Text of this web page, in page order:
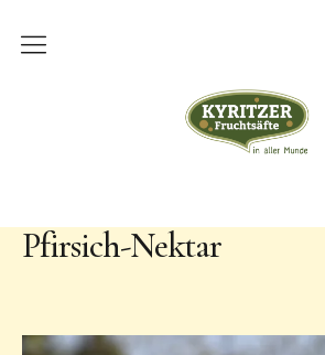
Kyritzer FruchtsäfteÜber uns
Lohnmosterei
Pfirsich-Nektar